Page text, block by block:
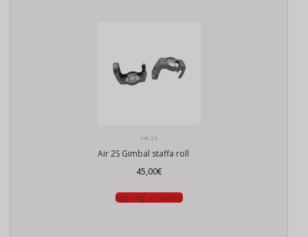
AIR 2S
Air 2S Gimbal staffa roll
45,00€
Aggiungi al carrello